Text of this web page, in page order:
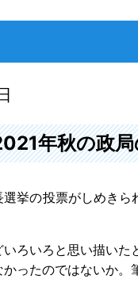
年秋の政
の投票がしめきら
ろいろと思い描いた
ったのではないか